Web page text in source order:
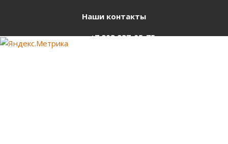
Наши контакты
+7 903 937-05-75